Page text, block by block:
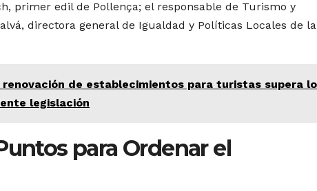
primer edil de Pollença; el responsable de Turismo y
directora general de Igualdad y Políticas Locales de la
renovación de establecimientos para turistas supera
legislación
para Ordenar el